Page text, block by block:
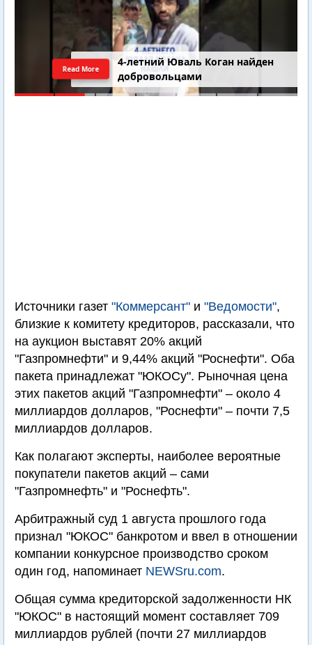
4-летний Юваль Коган найден
добровольцами
Read More
Источники газет "Коммерсант" и "Ведомости",
близкие к комитету кредиторов, рассказали, что
на аукцион выставят 20% акций
"Газпромнефти" и 9,44% акций "Роснефти". Оба
пакета принадлежат "ЮКОСу". Рыночная цена
этих пакетов акций "Газпромнефти" – около 4
миллиардов долларов, "Роснефти" – почти 7,5
миллиардов долларов.
Как полагают эксперты, наиболее вероятные
покупатели пакетов акций – сами
"Газпромнефть" и "Роснефть".
Арбитражный суд 1 августа прошлого года
признал "ЮКОС" банкротом и ввел в отношении
компании конкурсное производство сроком
один год, напоминает NEWSru.com.
Общая сумма кредиторской задолженности НК
"ЮКОС" в настоящий момент составляет 709
миллиардов рублей (почти 27 миллиардов